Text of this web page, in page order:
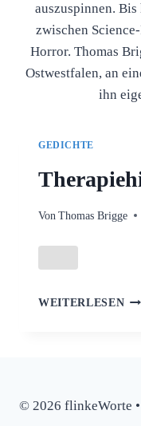
auszuspinnen. Bis
zwischen
Horror. Thomas
Ostwestfalen, an
ihn
GEDICHTE
Von Thomas Brigge
WEITERLESEN
© 2026 flinkeWorte •